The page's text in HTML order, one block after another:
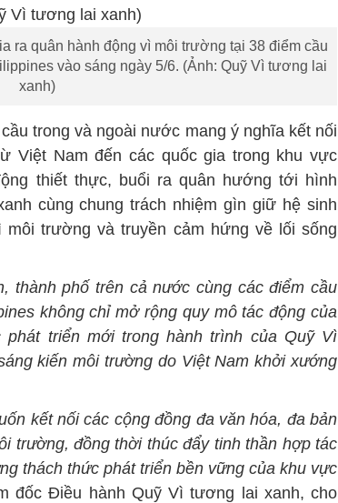
ra quân hành động vì môi trường tại 38 điểm cầu
vào sáng ngày 5/6. (Ảnh: Quỹ Vì tương lai
xanh)
trong và ngoài nước mang ý nghĩa kết nối
Việt Nam đến các quốc gia trong khu vực
thiết thực, buổi ra quân hướng tới hình
cùng chung trách nhiệm gìn giữ hệ sinh
trường và truyền cảm hứng về lối sống
thành phố trên cả nước cùng các điểm cầu
không chỉ mở rộng quy mô tác động của
triển mới trong hành trình của Quỹ Vì
kiến môi trường do Việt Nam khởi xướng
kết nối các cộng đồng đa văn hóa, đa bản
trường, đồng thời thúc đẩy tinh thần hợp tác
thách thức phát triển bền vững của khu vực
đốc Điều hành Quỹ Vì tương lai xanh, cho